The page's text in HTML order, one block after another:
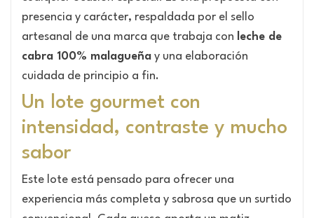
presencia y carácter, respaldada por el sello
artesanal de una marca que trabaja con leche de
cabra 100% malagueña y una elaboración
cuidada de principio a fin.
Un lote gourmet con
intensidad, contraste y mucho
sabor
Este lote está pensado para ofrecer una
experiencia más completa y sabrosa que un surtido